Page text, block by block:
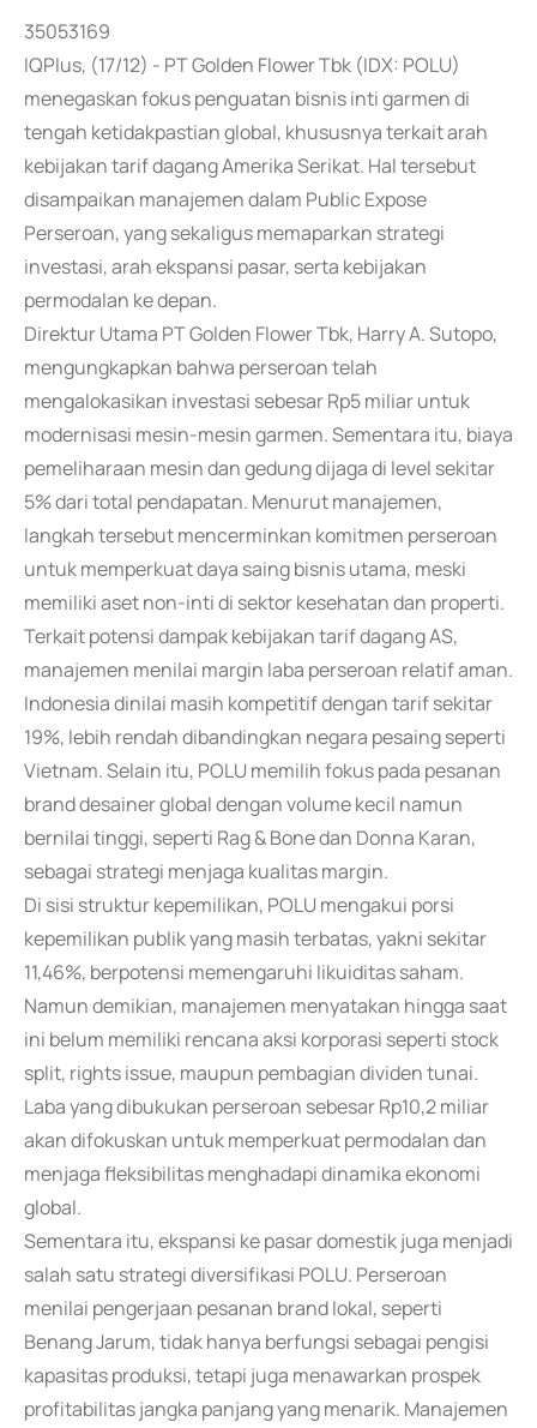
35053169
IQPlus, (17/12) - PT Golden Flower Tbk (IDX: POLU)
menegaskan fokus penguatan bisnis inti garmen di
tengah ketidakpastian global, khususnya terkait arah
kebijakan tarif dagang Amerika Serikat. Hal tersebut
disampaikan manajemen dalam Public Expose
Perseroan, yang sekaligus memaparkan strategi
investasi, arah ekspansi pasar, serta kebijakan
permodalan ke depan.
Direktur Utama PT Golden Flower Tbk, Harry A. Sutopo,
mengungkapkan bahwa perseroan telah
mengalokasikan investasi sebesar Rp5 miliar untuk
modernisasi mesin-mesin garmen. Sementara itu, biaya
pemeliharaan mesin dan gedung dijaga di level sekitar
5% dari total pendapatan. Menurut manajemen,
langkah tersebut mencerminkan komitmen perseroan
untuk memperkuat daya saing bisnis utama, meski
memiliki aset non-inti di sektor kesehatan dan properti.
Terkait potensi dampak kebijakan tarif dagang AS,
manajemen menilai margin laba perseroan relatif aman.
Indonesia dinilai masih kompetitif dengan tarif sekitar
19%, lebih rendah dibandingkan negara pesaing seperti
Vietnam. Selain itu, POLU memilih fokus pada pesanan
brand desainer global dengan volume kecil namun
bernilai tinggi, seperti Rag & Bone dan Donna Karan,
sebagai strategi menjaga kualitas margin.
Di sisi struktur kepemilikan, POLU mengakui porsi
kepemilikan publik yang masih terbatas, yakni sekitar
11,46%, berpotensi memengaruhi likuiditas saham.
Namun demikian, manajemen menyatakan hingga saat
ini belum memiliki rencana aksi korporasi seperti stock
split, rights issue, maupun pembagian dividen tunai.
Laba yang dibukukan perseroan sebesar Rp10,2 miliar
akan difokuskan untuk memperkuat permodalan dan
menjaga fleksibilitas menghadapi dinamika ekonomi
global.
Sementara itu, ekspansi ke pasar domestik juga menjadi
salah satu strategi diversifikasi POLU. Perseroan
menilai pengerjaan pesanan brand lokal, seperti
Benang Jarum, tidak hanya berfungsi sebagai pengisi
kapasitas produksi, tetapi juga menawarkan prospek
profitabilitas jangka panjang yang menarik. Manajemen